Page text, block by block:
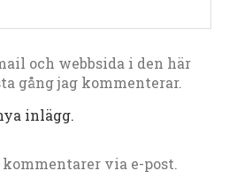
och webbsida i den här
gång jag kommenterar.
inlägg.
via e-post.